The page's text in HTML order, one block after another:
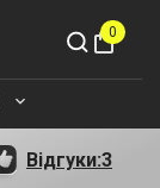
shopping_bag
0
keyboard_arrow_down
Відгуки:3